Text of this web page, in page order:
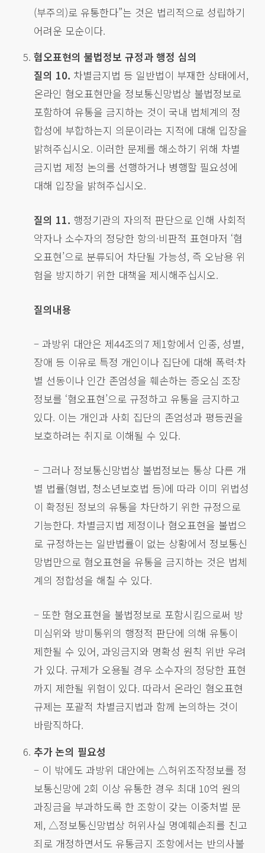
(부주의)로 유통한다”는 것은 법리적으로 성립하기
어려운 모순이다.
혐오표현의 불법정보 규정과 행정 심의
질의 10. 차별금지법 등 일반법이 부재한 상태에서,
온라인 혐오표현만을 정보통신망법상 불법정보로
포함하여 유통을 금지하는 것이 국내 법체계의 정
합성에 부합하는지 의문이라는 지적에 대해 입장을
밝혀주십시오. 이러한 문제를 해소하기 위해 차별
금지법 제정 논의를 선행하거나 병행할 필요성에
대해 입장을 밝혀주십시오.
질의 11. 행정기관의 자의적 판단으로 인해 사회적
약자나 소수자의 정당한 항의·비판적 표현마저 ‘혐
오표현’으로 분류되어 차단될 가능성, 즉 오남용 위
험을 방지하기 위한 대책을 제시해주십시오.
질의내용
– 과방위 대안은 제44조의7 제1항에서 인종, 성별,
장애 등 이유로 특정 개인이나 집단에 대해 폭력·차
별 선동이나 인간 존엄성을 훼손하는 증오심 조장
정보를 ‘혐오표현’으로 규정하고 유통을 금지하고
있다. 이는 개인과 사회 집단의 존엄성과 평등권을
보호하려는 취지로 이해될 수 있다.
– 그러나 정보통신망법상 불법정보는 통상 다른 개
별 법률(형법, 청소년보호법 등)에 따라 이미 위법성
이 확정된 정보의 유통을 차단하기 위한 규정으로
기능한다. 차별금지법 제정이나 혐오표현을 불법으
로 규정하는는 일반법률이 없는 상황에서 정보통신
망법만으로 혐오표현을 유통을 금지하는 것은 법체
계의 정합성을 해칠 수 있다.
– 또한 혐오표현을 불법정보로 포함시킴으로써 방
미심위와 방미통위의 행정적 판단에 의해 유통이
제한될 수 있어, 과잉금지와 명확성 원칙 위반 우려
가 있다. 규제가 오용될 경우 소수자의 정당한 표현
까지 제한될 위험이 있다. 따라서 온라인 혐오표현
규제는 포괄적 차별금지법과 함께 논의하는 것이
바람직하다.
추가 논의 필요성
– 이 밖에도 과방위 대안에는 △허위조작정보를 정
보통신망에 2회 이상 유통한 경우 최대 10억 원의
과징금을 부과하도록 한 조항이 갖는 이중처벌 문
제, △정보통신망법상 허위사실 명예훼손죄를 친고
죄로 개정하면서도 유통금지 조항에서는 반의사불